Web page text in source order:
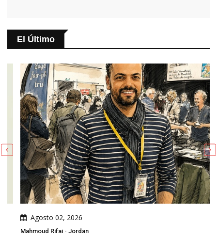
El Último
Agosto 02, 2026
Mahmoud Rifai - Jordan